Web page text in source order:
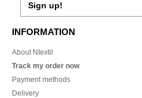
Sign up!
INFORMATION
About Ntextil
Track my order now
Payment methods
Delivery